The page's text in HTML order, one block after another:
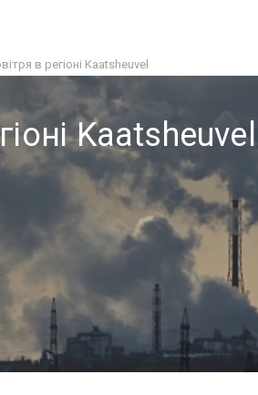
в регіоні Kaatsheuvel
Kaatsheuvel